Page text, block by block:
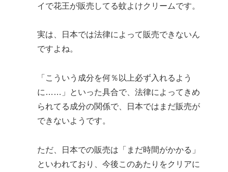
イで花王が販売してる蚊よけクリームです。
実は、日本では法律によって販売できないん
ですよね。
「こういう成分を何％以上必ず入れるよう
に……」といった具合で、法律によってきめ
られてる成分の関係で、日本ではまだ販売が
できないようです。
ただ、日本での販売は「まだ時間がかかる」
といわれており、今後このあたりをクリアに